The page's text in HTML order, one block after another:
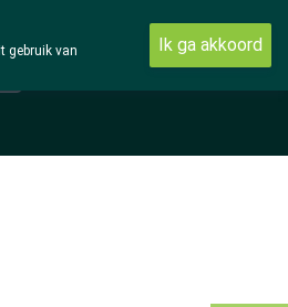
gebruik van
Ik ga akkoord